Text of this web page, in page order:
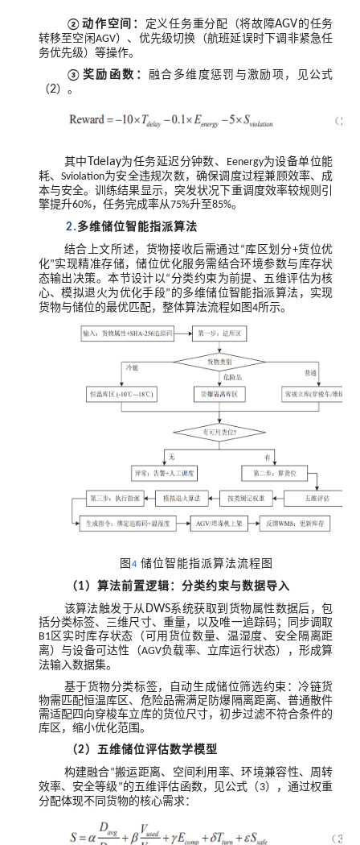
②动作空间： 定义任务重分配（将故障AGV的任务
转移至空闲 AGV）、优先级切换（航班延误时下调非紧急任
务优先级）等操作。
③ 奖励函数： 融合多维度惩罚与激励项，见公式
（2）。
其中 Tdelay为任务延迟分钟数、 Eenergy为设备单位能
耗、 Sviolation为安全违规次数，确保调度过程兼顾效率、成
本与安全。训练结果显示，突发状况下重调度效率较规则引
擎提升60%，任务完成率从75%升至85%。
2. 多维储位智能指派算法
结合上文所述，货物接收后需通过“库区划分+货位优
化”实现精准存储，储位优化服务需结合环境参数与库存状
态输出决策。本节设计以“分类约束为前提、五维评估为核
心、模拟退火为优化手段” 的多维储位智能指派算法，实现
货物与储位的最优匹配，整体算法流程如图4所示。
图4储位智能指派算法流程图
（ 1 ）算法前置逻辑：分类约束与数据导入
该算法触发于从 DWS系统获取到货物属性数据后，包
括分类标签、三维尺寸、重量，以及唯一追踪码；同步调取
B1区实时库存状态（可用货位数量、温湿度、安全隔离距
离）与设备可达性（AGV负载率、立库运行状态），形成算
法输入数据集。
基于货物分类标签，自动生成储位筛选约束：冷链货
物需匹配恒温库区、危险品需满足防爆隔离距离、普通散件
需适配四向穿梭车立库的货位尺寸，初步过滤不符合条件的
库区，缩小优化范围。
（2 ）五维储位评估数学模型
构建融合“搬运距离、空间利用率、环境兼容性、周转
效率、安全等级 ”的五维评估函数，见公式（ 3），通过权重
分配体现不同货物的核心需求：